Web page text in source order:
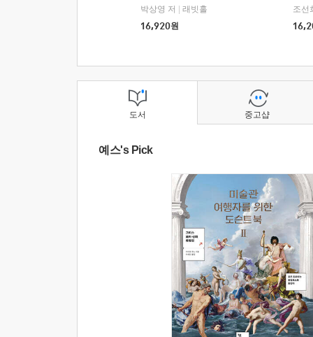
박상영 저
래빗홀
16,920원
조선
도서
예스's Pick
중고샵